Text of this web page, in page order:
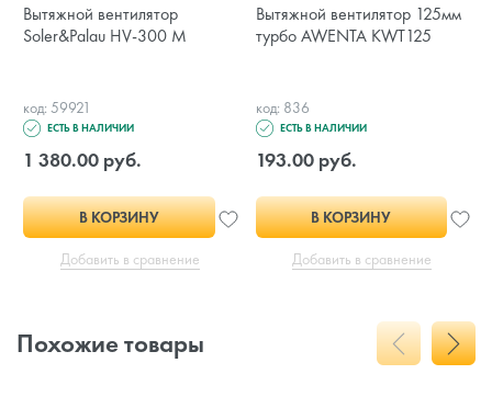
Вытяжной вентилятор
Soler&Palau HV-300 M
код: 59921
ЕСТЬ В НАЛИЧИИ
1 380.00 руб.
В КОРЗИНУ
Добавить в сравнение
Вытяжной вентилятор 125мм
турбо AWENTA KWT125
код: 836
ЕСТЬ В НАЛИЧИИ
193.00 руб.
В КОРЗИНУ
Добавить в сравнение
Похожие товары